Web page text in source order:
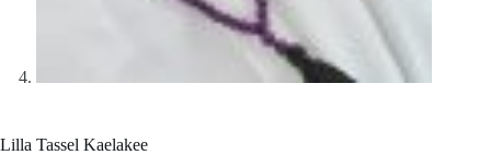
Lilla Tassel Kaelakee